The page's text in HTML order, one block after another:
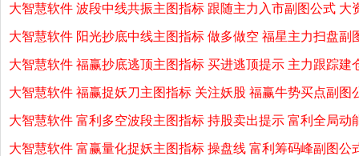
大智慧软件 波段中线共振主图指标 跟随主力入市副图公式 大
大智慧软件 阳光抄底中线主图指标 做多做空 福星主力扫盘副
大智慧软件 福赢抄底逃顶主图指标 买进逃顶提示 主力跟踪建
大智慧软件 福赢捉妖刀主图指标 关注妖股 福赢牛势买点副图
大智慧软件 富利多空波段主图指标 持股卖出提示 富利全局动
大智慧软件 富赢量化捉妖主图指标 操盘线 富利筹码峰副图公